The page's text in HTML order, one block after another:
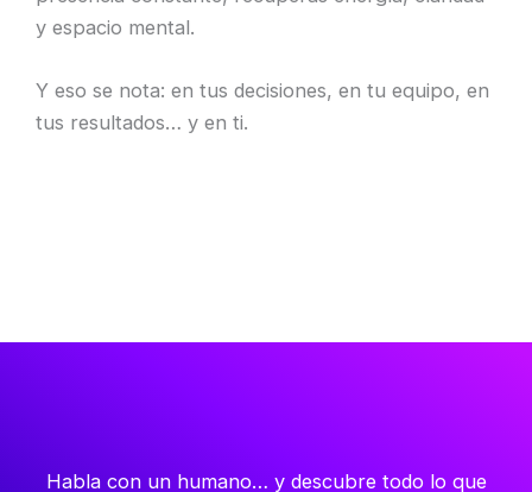
y espacio mental.
Y eso se nota: en tus decisiones, en tu equipo, en
tus resultados… y en ti.
Habla con un humano… y descubre todo lo que